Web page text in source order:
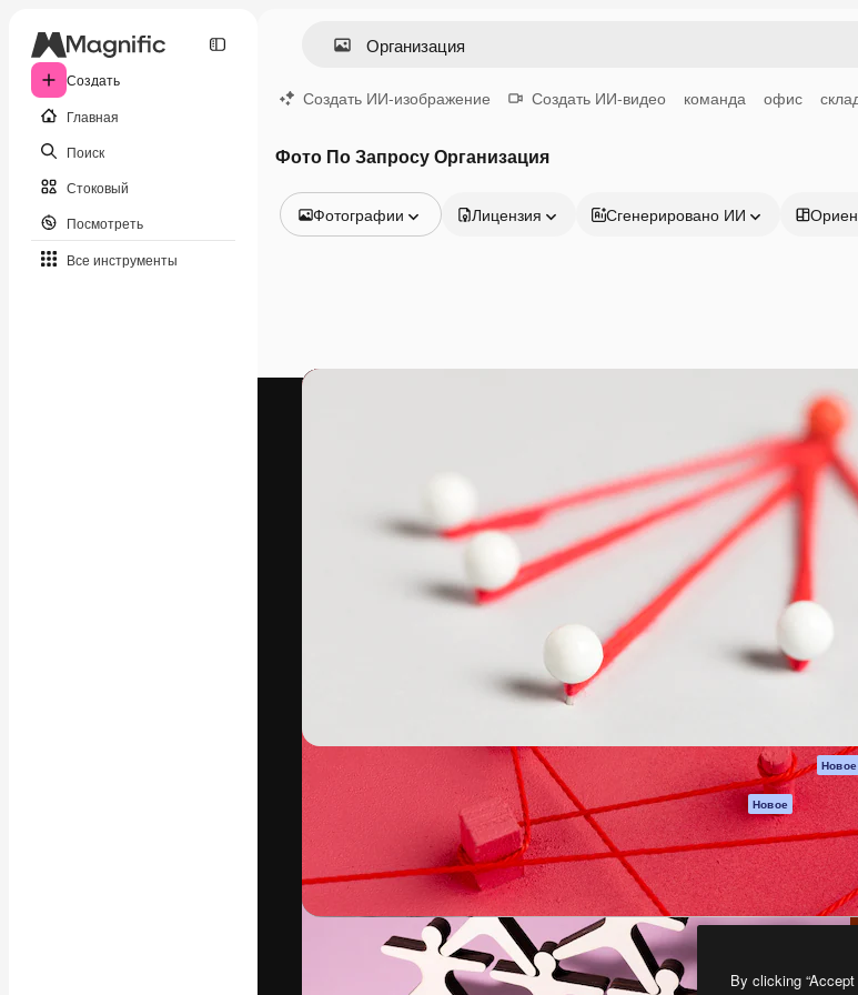
Создать
Главная
Поиск
Стоковый
Посмотреть
Все инструменты
Создать ИИ-изображение Создать ИИ-видео команда офис
Фото По Запросу Организация
Фотографии
Видео
Лицензия Сгенерировано ИИ
Креативная платформа для создания
ваших лучших работ. Более 1 миллиона
подписчиков среди креаторов,
предприятий, агентств и студий.
Продукция
Spaces
ИИ-помощник
Генератор
изображений ИИ
Генератор голоса
MCP для
Claude/ChatGPT
Новое
Агенты Новое
API
Мобильное
приложение
Все инструменты
Magnific
By clicking